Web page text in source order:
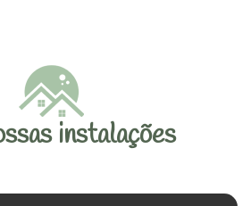
instalações